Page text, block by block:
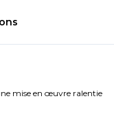
mise en œuvre ralentie